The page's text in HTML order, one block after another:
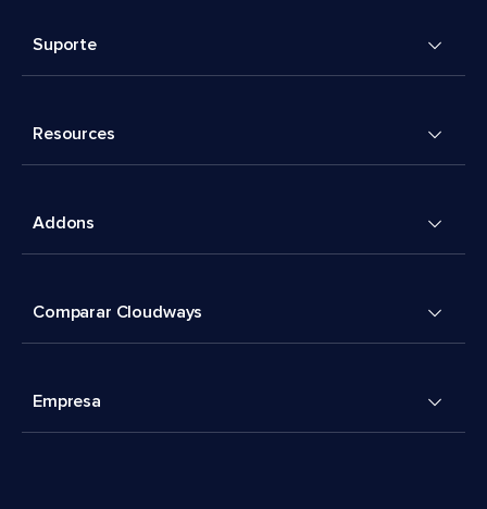
Suporte
Resources
Addons
Comparar Cloudways
Empresa